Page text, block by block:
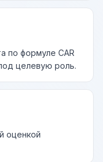
по формуле CAR
целевую роль.
оценкой